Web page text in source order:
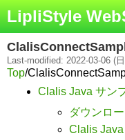
LipliStyle
Last-modified: 2022-03-06 (
Top/
Clalis Java サン
ダウンロ
Clalis